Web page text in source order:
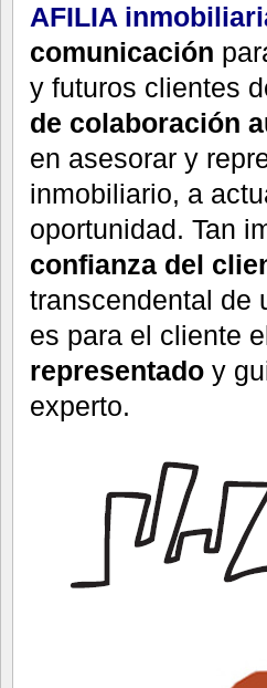
AFILIA
comunicación
y futuros clientes
de colaboración
en asesorar y
inmobiliario, a
oportunidad. Tan
confianza del
transcendental de
es para el cliente
representado y
experto.